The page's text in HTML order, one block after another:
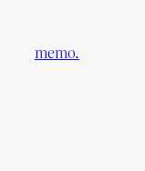
memo.